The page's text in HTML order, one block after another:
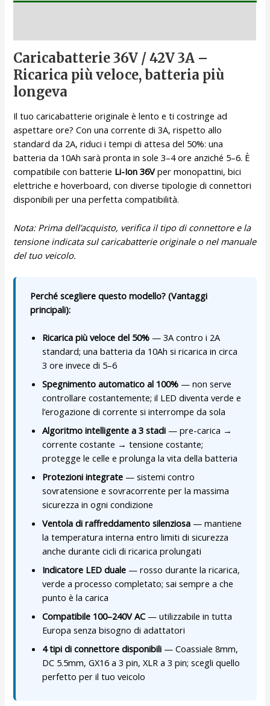
Caricabatterie 36V / 42V 3A –
Ricarica più veloce, batteria più
longeva
Il tuo caricabatterie originale è lento e ti costringe ad
aspettare ore? Con una corrente di 3A, rispetto allo
standard da 2A, riduci i tempi di attesa del 50%: una
batteria da 10Ah sarà pronta in sole 3–4 ore anziché 5–6. È
compatibile con batterie Li-Ion 36Vper monopattini, bici
elettriche e hoverboard, con diverse tipologie di connettori
disponibili per una perfetta compatibilità.
Nota: Prima dell’acquisto, verifica il tipo di connettore e la
tensione indicata sul caricabatterie originale o nel manuale
del tuo veicolo.
Perché scegliere questo modello? (Vantaggi
principali):
Ricarica più veloce del 50% — 3A contro i 2A
standard; una batteria da 10Ah si ricarica in circa
3 ore invece di 5–6
Spegnimento automatico al 100% — non serve
controllare costantemente; il LED diventa verde e
l’erogazione di corrente si interrompe da sola
Algoritmo intelligente a 3 stadi — pre-carica →
corrente costante → tensione costante;
protegge le celle e prolunga la vita della batteria
Protezioni integrate — sistemi contro
sovratensione e sovracorrente per la massima
sicurezza in ogni condizione
Ventola di raffreddamento silenziosa — mantiene
la temperatura interna entro limiti di sicurezza
anche durante cicli di ricarica prolungati
Indicatore LED duale — rosso durante la ricarica,
verde a processo completato; sai sempre a che
punto è la carica
Compatibile 100–240V AC— utilizzabile in tutta
Europa senza bisogno di adattatori
4 tipi di connettore disponibili — Coassiale 8mm,
DC 5.5mm, GX16 a 3 pin, XLR a 3 pin; scegli quello
perfetto per il tuo veicolo